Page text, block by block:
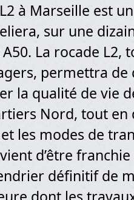
à Marseille est
sur une
La rocade L2,
permettra de
la qualité de vie
Nord, tout en
les modes de
d’être
définitif de